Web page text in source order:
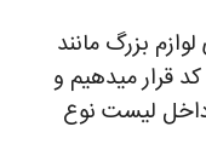
بزرگ مانند
قرار میدهیم و
لیست نوع